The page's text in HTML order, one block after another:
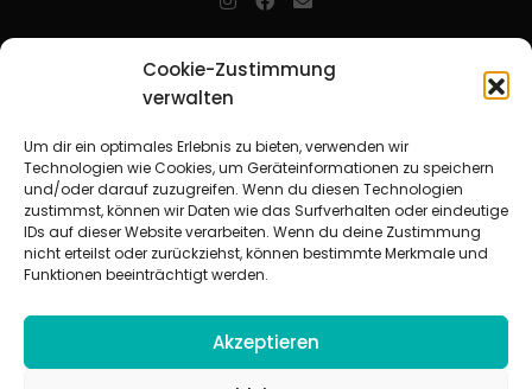
Cookie-Zustimmung
verwalten
Um dir ein optimales Erlebnis zu bieten, verwenden wir
Technologien wie Cookies, um Geräteinformationen zu speichern
und/oder darauf zuzugreifen. Wenn du diesen Technologien
zustimmst, können wir Daten wie das Surfverhalten oder eindeutige
IDs auf dieser Website verarbeiten. Wenn du deine Zustimmung
nicht erteilst oder zurückziehst, können bestimmte Merkmale und
Funktionen beeinträchtigt werden.
Akzeptieren
Mitarbeitende in der christlichen Kinder-, Jugend- und jungen
Erwachsenenarbeit. Aufjofindet man unkompliziert und schnell
Beziehungsarbeit.
Beteiligte Verbände
CVJM-Landesverband Bayern e. V. |CVJM-Gesamtverband in
Deutschland e. V.
CVJM-Westbund e. V.|Deutscher Jugendverband „Entschieden für
Christus“ e. V.